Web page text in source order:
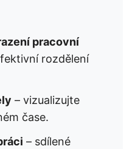
pracovní
rozdělení
– vizualizujte
čase.
– sdílené